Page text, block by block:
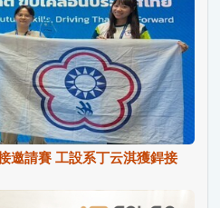
邀請賽 工設系丁云淇獲銲接